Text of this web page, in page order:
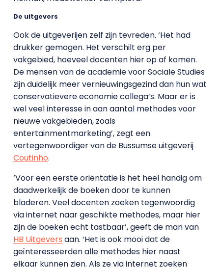
De uitgevers
Ook de uitgeverijen zelf zijn tevreden. ‘Het had
drukker gemogen. Het verschilt erg per
vakgebied, hoeveel docenten hier op af komen.
De mensen van de academie voor Sociale Studies
zijn duidelijk meer vernieuwingsgezind dan hun wat
conservatievere economie collega’s. Maar er is
wel veel interesse in aan aantal methodes voor
nieuwe vakgebieden, zoals
entertainmentmarketing’, zegt een
vertegenwoordiger van de Bussumse uitgeverij
Coutinho.
‘Voor een eerste oriëntatie is het heel handig om
daadwerkelijk de boeken door te kunnen
bladeren. Veel docenten zoeken tegenwoordig
via internet naar geschikte methodes, maar hier
zijn de boeken echt tastbaar’, geeft de man van
HB Uitgevers aan. ‘Het is ook mooi dat de
geïnteresseerden alle methodes hier naast
elkaar kunnen zien. Als ze via internet zoeken